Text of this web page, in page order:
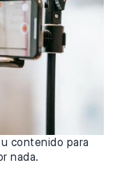
contenido para
nada.